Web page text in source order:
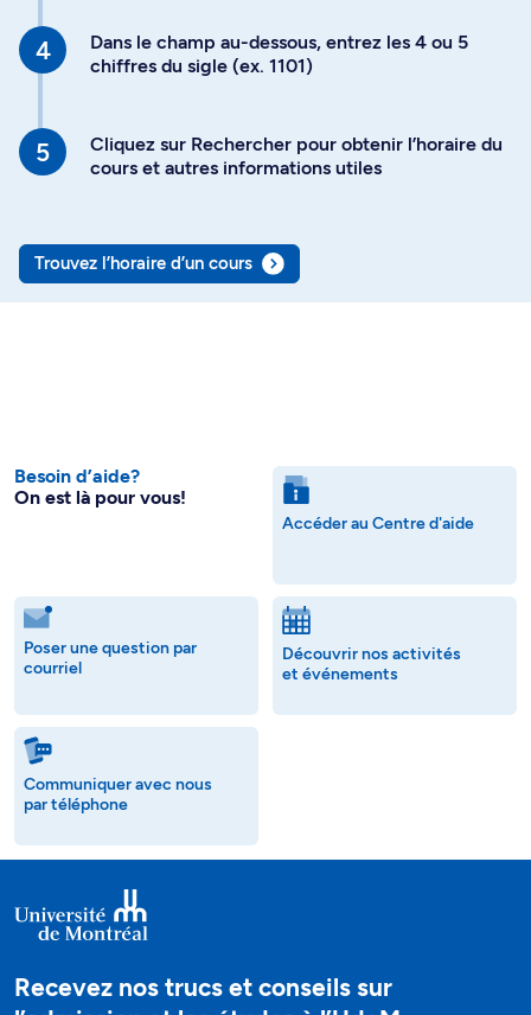
Dans le champ au-dessous, entrez les 4 ou 5
chiffres du sigle (ex. 1101)
Cliquez sur Rechercher pour obtenir l’horaire du
cours et autres informations utiles
Trouvez l’horaire d’un cours
Besoin d’aide?
On est là pour vous!
Accéder au Centre d'aide
Poser une question par
courriel
Découvrir nos activités
et événements
Communiquer avec nous
par téléphone
Recevez nos trucs et conseils sur